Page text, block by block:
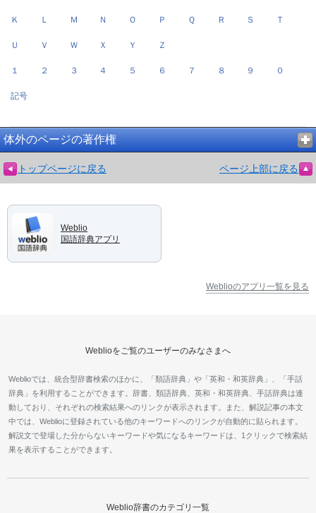
Ｋ Ｌ Ｍ Ｎ Ｏ Ｐ Ｑ Ｒ Ｓ Ｔ
Ｕ Ｖ Ｗ Ｘ Ｙ Ｚ
１ ２ ３ ４ ５ ６ ７ ８ ９ ０
記号
体外のページの著作権
トップページに戻る ページ上部に戻る
Weblio
国語辞典アプリ
Weblioのアプリ一覧を見る
Weblioをご覧のユーザーのみなさまへ
Weblioでは、統合型辞書検索のほかに、「類語辞典」や「英和・和英辞典」、「手話
辞典」を利用することができます。辞書、類語辞典、英和・和英辞典、手話辞典は連
動しており、それぞれの検索結果へのリンクが表示されます。また、解説記事の本文
中では、Weblioに登録されている他のキーワードへのリンクが自動的に貼られます。
解説文で登場した分からないキーワードや気になるキーワードは、1クリックで検索結
果を表示することができます。
Weblio辞書のカテゴリ一覧